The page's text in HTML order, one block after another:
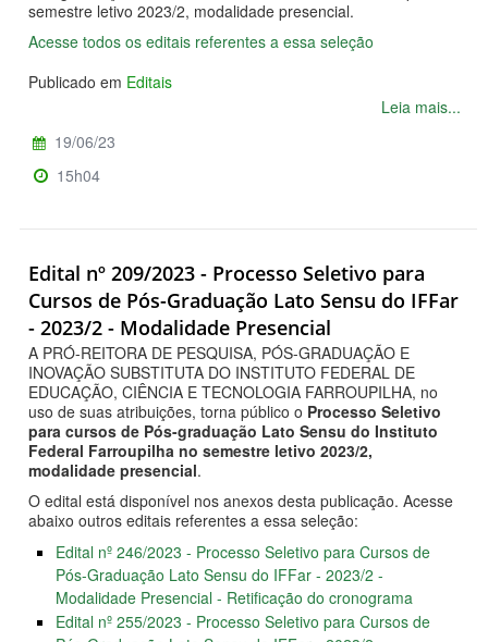
semestre letivo 2023/2, modalidade presencial.
Acesse todos os editais referentes a essa seleção
Publicado em Editais
Leia mais...
19/06/23
15h04
Edital nº 209/2023 - Processo Seletivo para
Cursos de Pós-Graduação Lato Sensu do IFFar
- 2023/2 - Modalidade Presencial
A PRÓ-REITORA DE PESQUISA, PÓS-GRADUAÇÃO E
INOVAÇÃO SUBSTITUTA DO INSTITUTO FEDERAL DE
EDUCAÇÃO, CIÊNCIA E TECNOLOGIA FARROUPILHA, no
uso de suas atribuições, torna público o Processo Seletivo
para cursos de Pós-graduação Lato Sensu do Instituto
Federal Farroupilha no semestre letivo 2023/2,
modalidade presencial.
O edital está disponível nos anexos desta publicação. Acesse
abaixo outros editais referentes a essa seleção:
Edital nº 246/2023 - Processo Seletivo para Cursos de
Pós-Graduação Lato Sensu do IFFar - 2023/2 -
Modalidade Presencial - Retificação do cronograma
Edital nº 255/2023 - Processo Seletivo para Cursos de